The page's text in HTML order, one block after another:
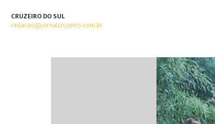
CRUZEIRO DO SUL
redacao@jornalcruzeiro.com.br